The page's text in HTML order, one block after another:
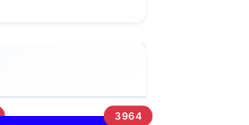
3964